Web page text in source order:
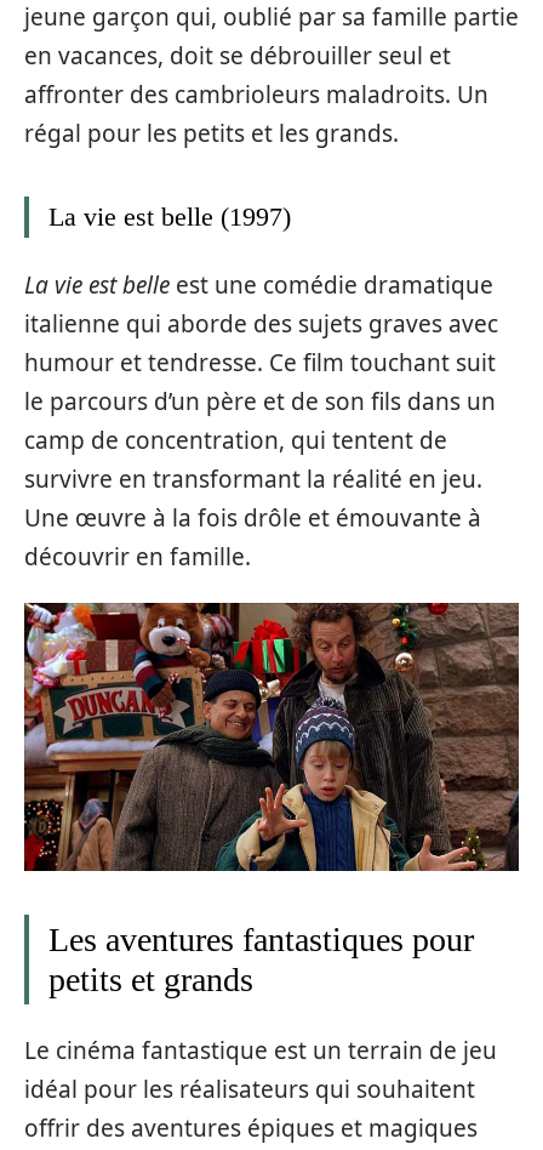
jeune garçon qui, oublié par sa famille partie
en vacances, doit se débrouiller seul et
affronter des cambrioleurs maladroits. Un
régal pour les petits et les grands.
La vie est belle (1997)
La vie est belle est une comédie dramatique
italienne qui aborde des sujets graves avec
humour et tendresse. Ce film touchant suit
le parcours d’un père et de son fils dans un
camp de concentration, qui tentent de
survivre en transformant la réalité en jeu.
Une œuvre à la fois drôle et émouvante à
découvrir en famille.
Les aventures fantastiques pour
petits et grands
Le cinéma fantastique est un terrain de jeu
idéal pour les réalisateurs qui souhaitent
offrir des aventures épiques et magiques